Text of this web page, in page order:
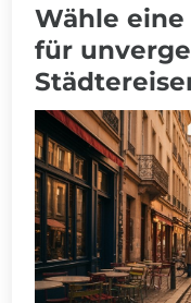
Wähle
für